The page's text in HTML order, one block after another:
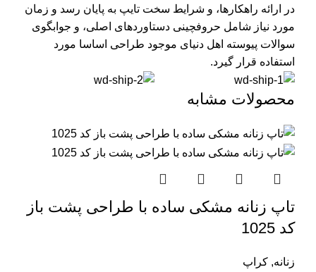
در ارائه راهکارها، و شرایط سخت تایپ به پایان رسد و زمان
مورد نیاز شامل حروفچینی دستاوردهای اصلی، و جوابگوی
سوالات پیوسته اهل دنیای موجود طراحی اساسا مورد
استفاده قرار گیرد.
محصولات مشابه
تاپ زنانه مشکی ساده با طراحی پشت باز
کد 1025
زنانه, کراپ